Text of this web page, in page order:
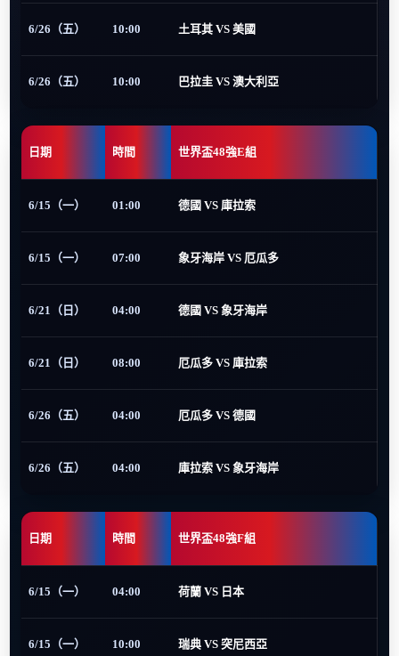
6/26（五） 10:00 土耳其 VS 美國
6/26（五） 10:00 巴拉圭 VS 澳大利亞
日期 時間 世界盃48強E組
6/15（一） 01:00 德國 VS 庫拉索
6/15（一） 07:00 象牙海岸 VS 厄瓜多
6/21（日） 04:00 德國 VS 象牙海岸
6/21（日） 08:00 厄瓜多 VS 庫拉索
6/26（五） 04:00 厄瓜多 VS 德國
6/26（五） 04:00 庫拉索 VS 象牙海岸
日期 時間 世界盃48強F組
6/15（一） 04:00 荷蘭 VS 日本
6/15（一） 10:00 瑞典 VS 突尼西亞